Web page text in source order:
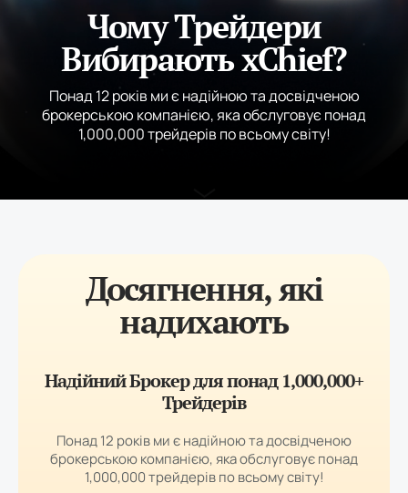
Чому Трейдери
Вибирають xChief?
Понад 12 років ми є надійною та досвідченою
брокерською компанією, яка обслуговує понад
1,000,000 трейдерів по всьому світу!
Досягнення, які
надихають
Надійний Брокер для понад 1,000,000+
Трейдерів
Понад 12 років ми є надійною та досвідченою
брокерською компанією, яка обслуговує понад
1,000,000 трейдерів по всьому світу!